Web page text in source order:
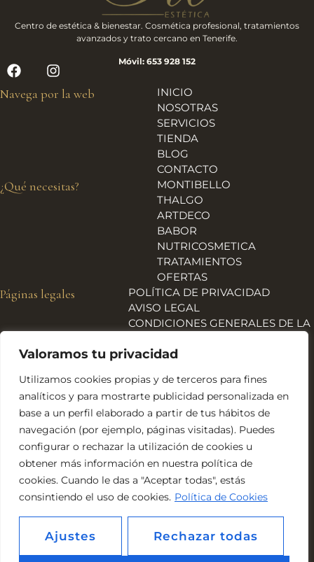
Valoramos tu privacidad
Utilizamos cookies propias y de terceros para fines
analíticos y para mostrarte publicidad personalizada en
base a un perfil elaborado a partir de tus hábitos de
navegación (por ejemplo, páginas visitadas). Puedes
configurar o rechazar la utilización de cookies u
obtener más información en nuestra política de
cookies. Cuando le das a "Aceptar todas", estás
consintiendo el uso de cookies. Política de Cookies
Ajustes Rechazar todas
Centro de estética & bienestar. Cosmética profesional, tratamientos
avanzados y trato cercano en Tenerife.
Móvil: 653 928 152
Navega por la web
INICIO
NOSOTRAS
SERVICIOS
TIENDA
BLOG
CONTACTO
¿Qué necesitas?
MONTIBELLO
THALGO
ARTDECO
BABOR
NUTRICOSMETICA
TRATAMIENTOS
OFERTAS
Páginas legales
POLÍTICA DE PRIVACIDAD
AVISO LEGAL
CONDICIONES GENERALES DE LA
ENVÍOS, DEVOLUCIONES Y
POLÍTICA DE COOKIES
DECLARACIÓN DE
ACCESIBILIDAD
Financiado por la Unión Europea – NextGeneration EU